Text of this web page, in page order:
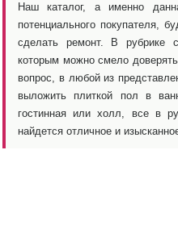
Наш каталог, а именно
потенциального покупателя,
сделать ремонт. В рубрике
которым можно смело
вопрос, в любой из
выложить плиткой пол в
гостинная или холл, все в
найдется отличное и